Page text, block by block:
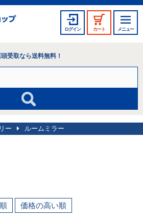
ログイン カート メニュー
頭受取なら送料無料！
ー ルームミラー
価格の高い順